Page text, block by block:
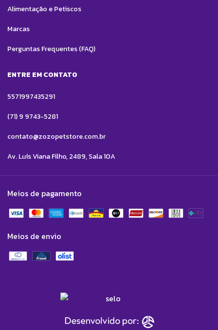
Alimentação e Petiscos
Marcas
Perguntas Frequentes (FAQ)
ENTRE EM CONTATO
5571997435291
(71) 9 9743-5281
contato@zozopetstore.com.br
Av. Luís Viana Filho, 2489, Sala 10A
Meios de pagamento
Meios de envio